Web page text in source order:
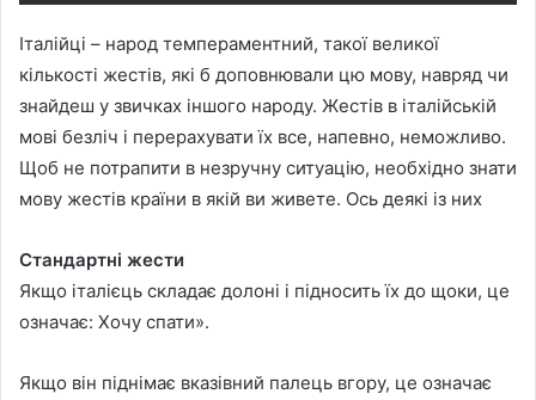
Італійці – народ темпераментний, такої великої
кількості жестів, які б доповнювали цю мову, навряд чи
знайдеш у звичках іншого народу. Жестів в італійській
мові безліч і перерахувати їх все, напевно, неможливо.
Щоб не потрапити в незручну ситуацію, необхідно знати
мову жестів країни в якій ви живете. Ось деякі із них
Стандартні жести
Якщо італієць складає долоні і підносить їх до щоки, це
означає: Хочу спати».
Якщо він піднімає вказівний палець вгору, це означає